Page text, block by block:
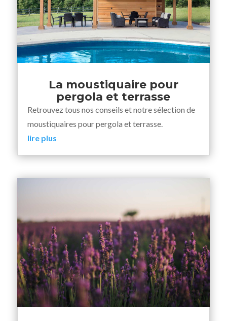
La moustiquaire pour
pergola et terrasse
Retrouvez tous nos conseils et notre sélection de
moustiquaires pour pergola et terrasse.
lire plus